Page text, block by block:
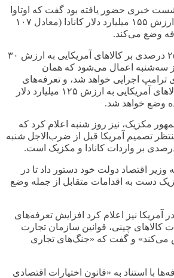
خبری حضور یافته بود گفت که اوتاوا
ارزش ۱۵۵ میلیارد دلار کانادا (معادل ۱۰۷
وضع می‌کند.
درصدی بر کالاهای آمریکایی به ارزش ۳۰
روز سه‌شنبه اعمال می‌شود که همان
اجرایی خواهد شد، و تعرفه‌های
آمریکایی به ارزش ۱۲۵ میلیارد دلار
وضع خواهد شد.
مکزیک، نیز روز شنبه اعلام کرد که
تصمیم آمریکا قبل از ضرب‌الاجل شنبه
بر واردات کانادا و مکزیک است.
وزیر اقتصاد دولت خود دستور داد تا در
دست به اقدامات متقابل از جمله وضع
نیز اعلام کرد افزایش تعرفه‌های
کالاهای چینی، قوانین سازمان تجارت
می‌کند»‌ و گفت که «جنگ‌های تجاری
با استناد به «قانون اختیارات اقتصادی